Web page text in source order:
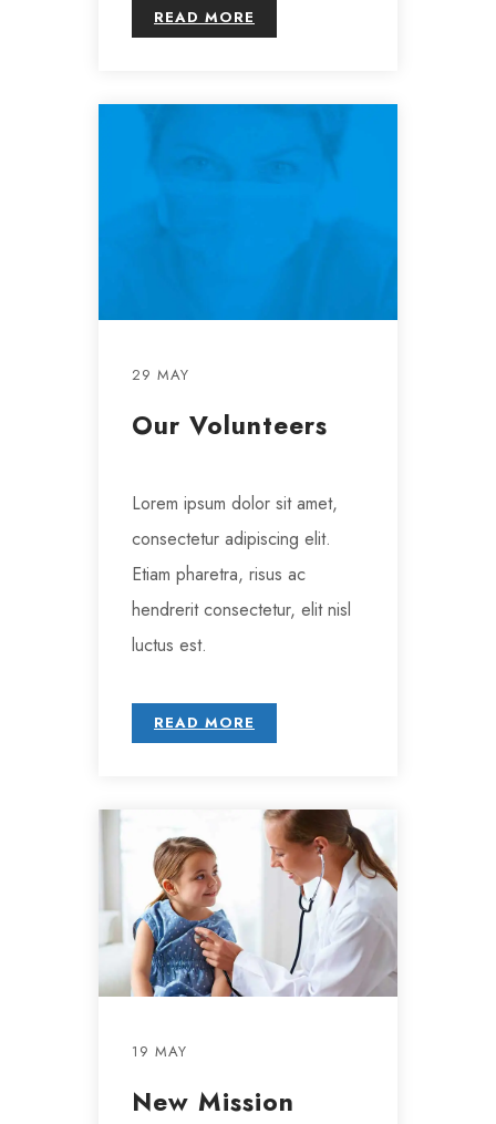
READ MORE
29 MAY
Our Volunteers
Lorem ipsum dolor sit amet,
consectetur adipiscing elit.
Etiam pharetra, risus ac
hendrerit consectetur, elit nisl
luctus est.
READ MORE
19 MAY
New Mission